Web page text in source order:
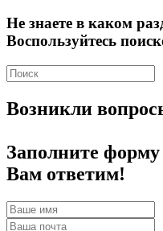
Не знаете в каком
Воспользуйтесь
Возникли
Заполните
Вам ответим!